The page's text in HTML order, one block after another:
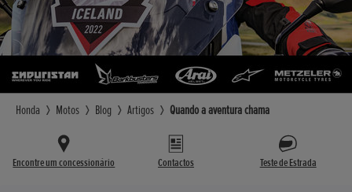
Honda Motos Blog Artigos Quando a aventura chama
Encontre um concessionário Contactos Teste de Estrada